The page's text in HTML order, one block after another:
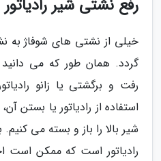
رفع نشتی شیر
خیلی از نشتی های شوفاژ به
گردد. همان طور که می دانید
رفت و برگشتی یا زانو
استفاده از رادیاتور یا بستن
شیر بالا را باز و بسته می
رادیاتور است که ممکن است